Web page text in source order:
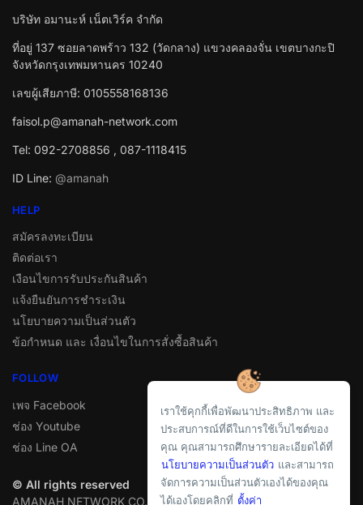
บริษัท อมานะห์ เน็ตเวิร์ค จำกัด
ที่อยู่ 137 ซอยลาดพร้าว 132 (วัดกลาง) แขวงคลองจั่น เขตบางกะปิ
จังหวัดกรุงเทพมหานคร 10240
เลขผู้เสียภาษี: 0105558168136
faisol.p@amanah-network.com
Tel: 092-2708856 , 087-1118415
ID Line: @amanah
HELP
สมัครลงทะเบียน
ติดต่อเรา
เงือนไขการรับประกันสินค้า
แจ้งยืนยันการชำระเงิน
นโยบายความเป็นส่วนตัว
ข้อกำหนด และ เงื่อนไขในการสั่งซื้อสินค้า
FOLLOW
เพจ Facebook
ช่อง Youtube
ช่อง Line OA
© All rights reserved
AMANAH NETWORK CO.,LTD
เราใช้คุกกี้เพื่อพัฒนาประสิทธิภาพ และ
ประสบการณ์ที่ดีในการใช้เว็บไซต์ของ
คุณ คุณสามารถศึกษารายละเอียดได้ที่
นโยบายความเป็นส่วนตัว และสามารถ
จัดการความเป็นส่วนตัวเองได้ของคุณ
ได้เองโดยคลิกที่ ตั้งค่า